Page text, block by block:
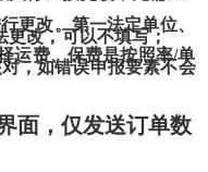
更改。第一法定单位、
更改，可以不填写；
运费、保费是按照率/单
，如错误申报要素不会
面，仅发送订单数